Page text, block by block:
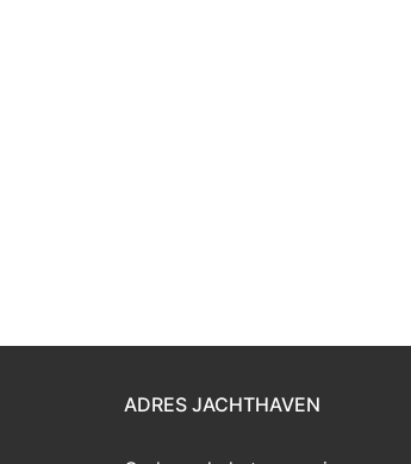
ADRES JACHTHAVEN